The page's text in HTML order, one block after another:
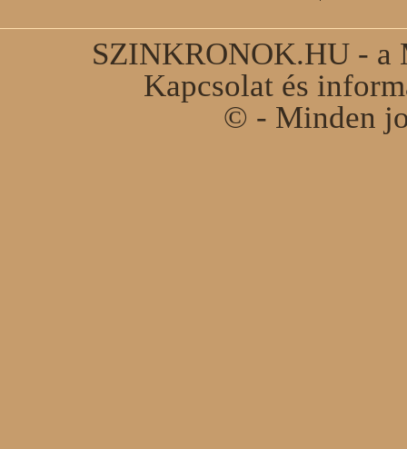
SZINKRONOK.HU - a
Kapcsolat és
© - Minden